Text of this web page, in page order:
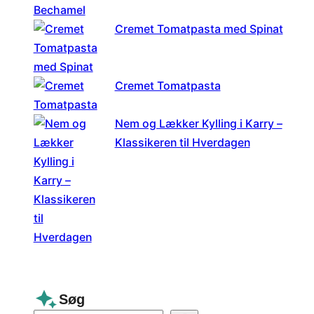
Cremet Tomatpasta med Spinat
Cremet Tomatpasta
Nem og Lækker Kylling i Karry –
Klassikeren til Hverdagen
Søg